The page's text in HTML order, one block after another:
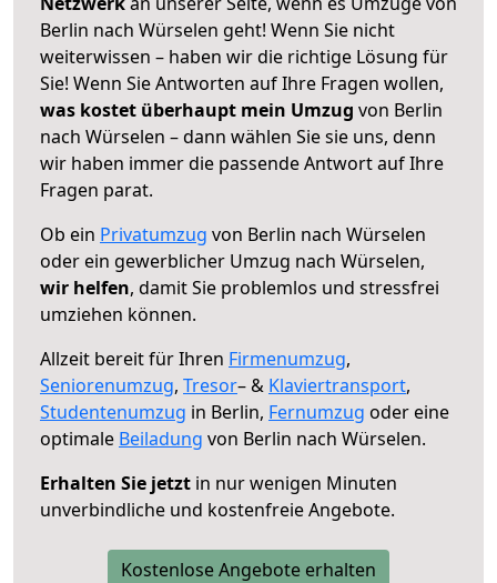
Berlin nach Würselen geht! Wenn Sie nicht
weiterwissen – haben wir die richtige Lösung für
Sie! Wenn Sie Antworten auf Ihre Fragen wollen,
was kostet überhaupt mein Umzug von Berlin
nach Würselen – dann wählen Sie sie uns, denn
wir haben immer die passende Antwort auf Ihre
Fragen parat.
Ob ein Privatumzug von Berlin nach Würselen
oder ein gewerblicher Umzug nach Würselen,
wir helfen, damit Sie problemlos und stressfrei
umziehen können.
Allzeit bereit für Ihren Firmenumzug,
Seniorenumzug, Tresor– & Klaviertransport,
Studentenumzug in Berlin, Fernumzug oder eine
optimale Beiladung von Berlin nach Würselen.
Erhalten Sie jetzt in nur wenigen Minuten
unverbindliche und kostenfreie Angebote.
Kostenlose Angebote erhalten